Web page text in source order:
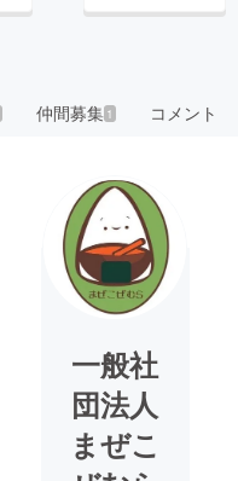
仲間募集 1 コメント
一般社
団法人
まぜこ